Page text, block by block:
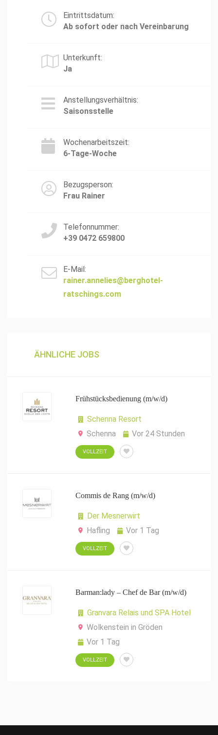
Eintrittsdatum:
Ab sofort oder nach Vereinbarung
Unterkunft:
Ja
Anstellungsverhältnis:
Saisonsstelle
Wochenarbeitszeit:
6-Tage-Woche
Bezugsperson:
Frau Rainer
Telefonnummer:
+39 0472 659800
E-Mail:
rainer.annelies@berghotel-
ratschings.com
ÄHNLICHE JOBS
Frühstücksbedienung (m/w/d)
Schenna Resort
Schenna
Vor 24 Stunden
VOLLZEIT
Commis de Rang (m/w/d)
Der Mesnerwirt
Hafling
Vor 1 Tag
VOLLZEIT
Barman:lady – Chef de Bar (m/w/d)
Granvara Relais und SPA Hotel
Wolkenstein in Gröden
Vor 1 Tag
VOLLZEIT